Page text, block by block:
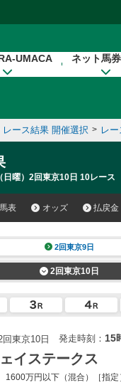
UMACA ネット馬
レース結果 開催選択 > レ
曜）2回東京10日 10レース
表 オッズ 払戻金
2回東京9日
2回東京10日
東京10日 発走時刻： 15
イステークス
1600万円以下 （混合）［指定